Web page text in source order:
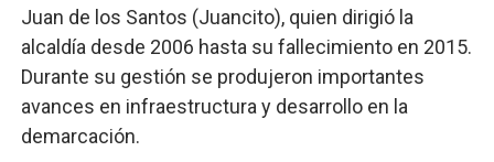
Juan de los Santos (Juancito), quien dirigió la
alcaldía desde 2006 hasta su fallecimiento en 2015.
Durante su gestión se produjeron importantes
avances en infraestructura y desarrollo en la
demarcación.